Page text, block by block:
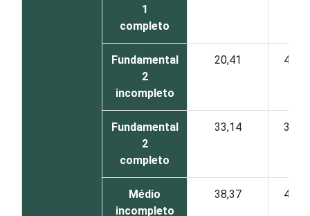
1
completo
Fundamental
2
incompleto
20,41 49,73
Fundamental
2
completo
33,14 38,94
Médio
incompleto
38,37 47,64